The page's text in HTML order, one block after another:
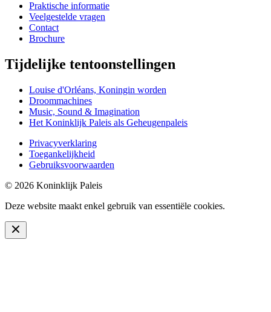
Praktische informatie
Veelgestelde vragen
Contact
Brochure
Tijdelijke tentoonstellingen
Louise d'Orléans, Koningin worden
Droommachines
Music, Sound & Imagination
Het Koninklijk Paleis als Geheugenpaleis
Privacyverklaring
Toegankelijkheid
Gebruiksvoorwaarden
© 2026 Koninklijk Paleis
Deze website maakt enkel gebruik van essentiële cookies.